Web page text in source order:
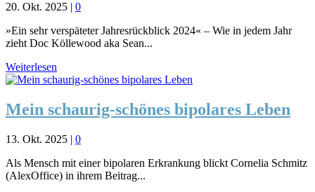
20. Okt. 2025 | 0
»Ein sehr verspäteter Jahresrückblick 2024« – Wie in jedem Jahr
zieht Doc Köllewood aka Sean...
Weiterlesen
Mein schaurig-schönes bipolares Leben
13. Okt. 2025 | 0
Als Mensch mit einer bipolaren Erkrankung blickt Cornelia Schmitz
(AlexOffice) in ihrem Beitrag...